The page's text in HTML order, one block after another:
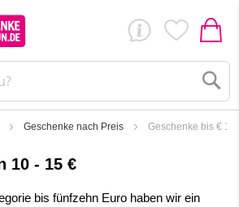
Geschenke nach Preis Geschenke bis €
10 - 15 €
bis fünfzehn Euro haben wir ein